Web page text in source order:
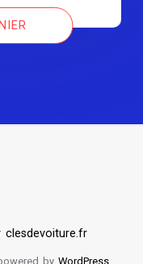
clesdevoiture.fr
by WordPress.